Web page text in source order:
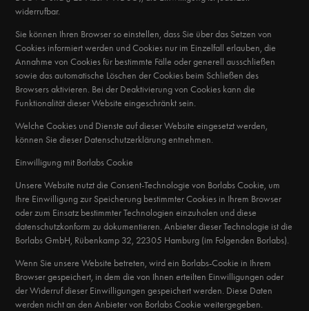
widerrufbar.
Sie können Ihren Browser so einstellen, dass Sie über das Setzen von
Cookies informiert werden und Cookies nur im Einzelfall erlauben, die
Annahme von Cookies für bestimmte Fälle oder generell ausschließen
sowie das automatische Löschen der Cookies beim Schließen des
Browsers aktivieren. Bei der Deaktivierung von Cookies kann die
Funktionalität dieser Website eingeschränkt sein.
Welche Cookies und Dienste auf dieser Website eingesetzt werden,
können Sie dieser Datenschutzerklärung entnehmen.
Einwilligung mit Borlabs Cookie
Unsere Website nutzt die Consent-Technologie von Borlabs Cookie, um
Ihre Einwilligung zur Speicherung bestimmter Cookies in Ihrem Browser
oder zum Einsatz bestimmter Technologien einzuholen und diese
datenschutzkonform zu dokumentieren. Anbieter dieser Technologie ist die
Borlabs GmbH, Rübenkamp 32, 22305 Hamburg (im Folgenden Borlabs).
Wenn Sie unsere Website betreten, wird ein Borlabs-Cookie in Ihrem
Browser gespeichert, in dem die von Ihnen erteilten Einwilligungen oder
der Widerruf dieser Einwilligungen gespeichert werden. Diese Daten
werden nicht an den Anbieter von Borlabs Cookie weitergegeben.